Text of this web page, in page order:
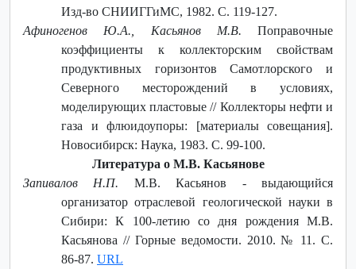
Изд-во СНИИГГиМС, 1982. С. 119-127.
Афиногенов Ю.А., Касьянов М.В. Поправочные
коэффициенты к коллекторским свойствам
продуктивных горизонтов Самотлорского и
Северного месторождений в условиях,
моделирующих пластовые // Коллекторы нефти и
газа и флюидоупоры: [материалы совещания].
Новосибирск: Наука, 1983. С. 99-100.
Литература о М.В. Касьянове
Запивалов Н.П.
М.В. Касьянов - выдающийся
организатор отраслевой геологической науки в
Сибири: К 100-летию со дня рождения М.В.
Касьянова // Горные ведомости. 2010. № 11. С.
86-87. URL